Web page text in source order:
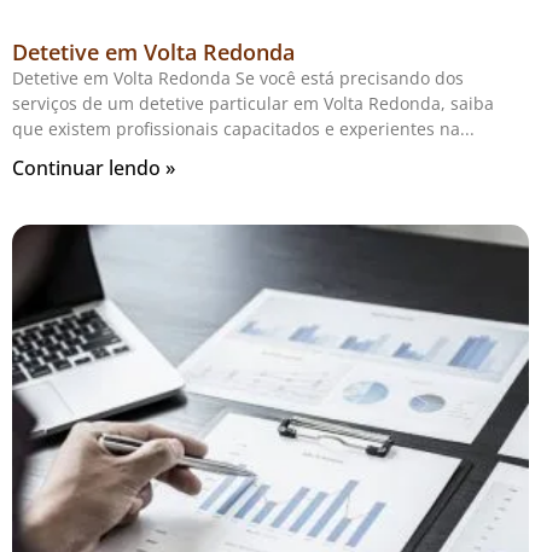
Detetive em Volta Redonda
Detetive em Volta Redonda Se você está precisando dos
serviços de um detetive particular em Volta Redonda, saiba
que existem profissionais capacitados e experientes na
Continuar lendo »